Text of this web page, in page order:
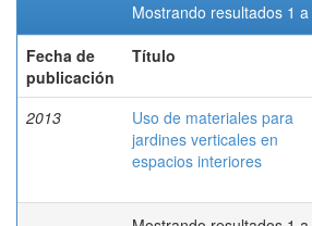
Mostrando resultados 1 a
Fecha de
publicación
Título
2013
Uso de materiales para
jardines verticales en
espacios interiores